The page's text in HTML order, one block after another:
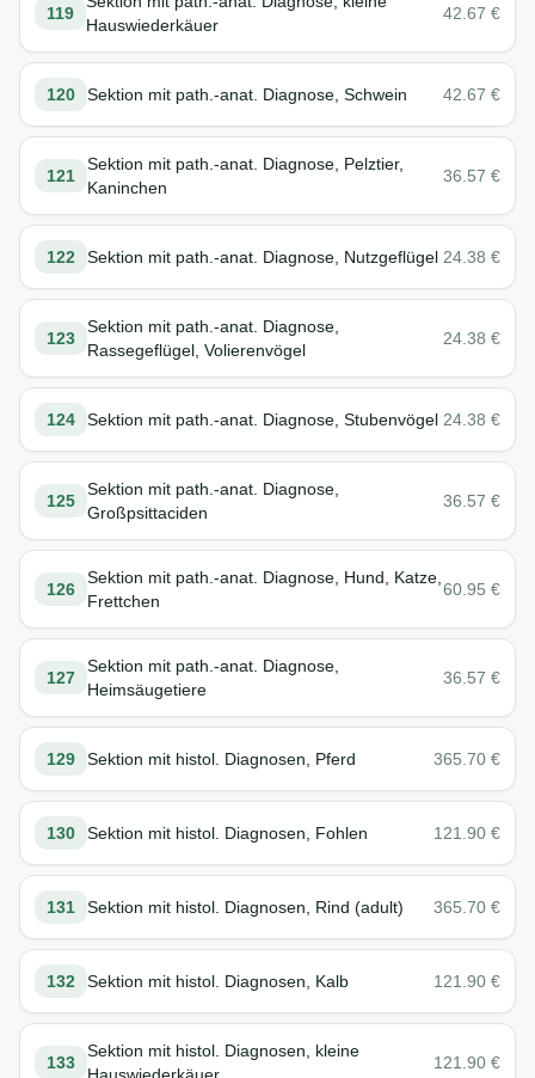
119
Hauswiederkäuer
42.67 €
120 Sektion mit path.-anat. Diagnose, Schwein 42.67 €
121
Sektion mit path.-anat. Diagnose, Pelztier,
Kaninchen
36.57 €
122 Sektion mit path.-anat. Diagnose, Nutzgeflügel 24.38 €
123
Sektion mit path.-anat. Diagnose,
Rassegeflügel, Volierenvögel
24.38 €
124 Sektion mit path.-anat. Diagnose, Stubenvögel 24.38 €
125
Sektion mit path.-anat. Diagnose,
Großpsittaciden
36.57 €
126
Sektion mit path.-anat. Diagnose, Hund, Katze,
Frettchen
60.95 €
127
Sektion mit path.-anat. Diagnose,
Heimsäugetiere
36.57 €
129 Sektion mit histol. Diagnosen, Pferd 365.70 €
130 Sektion mit histol. Diagnosen, Fohlen 121.90 €
131 Sektion mit histol. Diagnosen, Rind (adult) 365.70 €
132 Sektion mit histol. Diagnosen, Kalb 121.90 €
133
Sektion mit histol. Diagnosen, kleine
121.90 €